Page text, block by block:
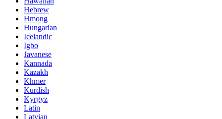
Hebrew
Hmong
Hungarian
Icelandic
Igbo
Javanese
Kannada
Kazakh
Khmer
Kurdish
Kyrgyz
Latin
Latvian